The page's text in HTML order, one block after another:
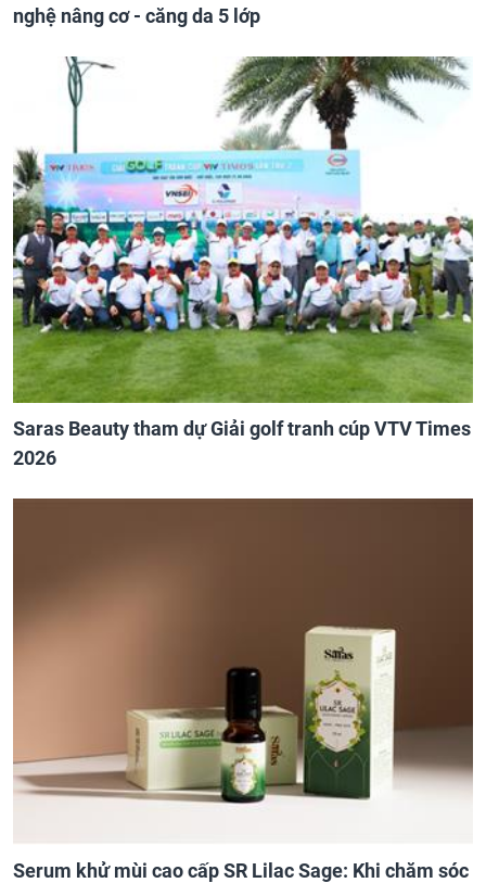
nghệ nâng cơ - căng da 5 lớp
Saras Beauty tham dự Giải golf tranh cúp VTV Times
2026
Serum khử mùi cao cấp SR Lilac Sage: Khi chăm sóc